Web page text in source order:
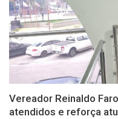
Vereador Reinaldo
atendidos e reforça